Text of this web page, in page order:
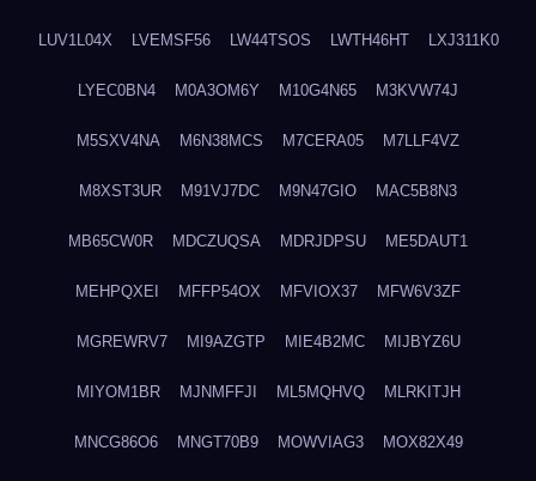
LUV1L04X LVEMSF56 LW44TSOS LWTH46HT LXJ311K0
LYEC0BN4 M0A3OM6Y M10G4N65 M3KVW74J
M5SXV4NA M6N38MCS M7CERA05 M7LLF4VZ
M8XST3UR M91VJ7DC M9N47GIO MAC5B8N3
MB65CW0R MDCZUQSA MDRJDPSU ME5DAUT1
MEHPQXEI MFFP54OX MFVIOX37 MFW6V3ZF
MGREWRV7 MI9AZGTP MIE4B2MC MIJBYZ6U
MIYOM1BR MJNMFFJI ML5MQHVQ MLRKITJH
MNCG86O6 MNGT70B9 MOWVIAG3 MOX82X49